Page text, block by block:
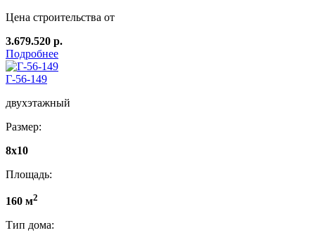
Цена строительства от
3.679.520 р.
Подробнее
Г-56-149
двухэтажный
Размер:
8х10
Площадь:
160 м2
Тип дома: